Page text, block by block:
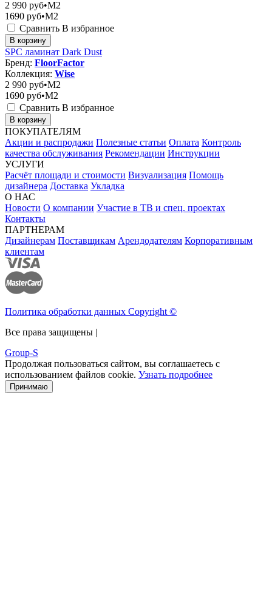
2 990 руб•M2
1690 руб•M2
Сравнить В избранное
В корзину
SPC ламинат Dark Dust
Бренд: FloorFactor
Коллекция: Wise
2 990 руб•M2
1690 руб•M2
Сравнить В избранное
В корзину
ПОКУПАТЕЛЯМ
Акции и распродажи Полезные статьи Оплата Контроль
качества обслуживания Рекомендации Инструкции
УСЛУГИ
Расчёт площади и стоимости Визуализация Помощь
дизайнера Доставка Укладка
О НАС
Новости О компании Участие в ТВ и спец. проектах
Контакты
ПАРТНЕРАМ
Дизайнерам Поставщикам Арендодателям Корпоративным
клиентам
Политика обработки данных Copyright ©
Все права защищены |
Group-S
Продолжая пользоваться сайтом, вы соглашаетесь с
использованием файлов cookie. Узнать подробнее
Принимаю